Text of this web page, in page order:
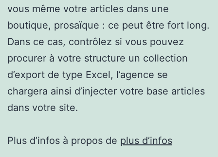
vous même votre articles dans une
boutique, prosaïque : ce peut être fort long.
Dans ce cas, contrôlez si vous pouvez
procurer à votre structure un collection
d’export de type Excel, l’agence se
chargera ainsi d’injecter votre base articles
dans votre site.
Plus d’infos à propos de plus d’infos